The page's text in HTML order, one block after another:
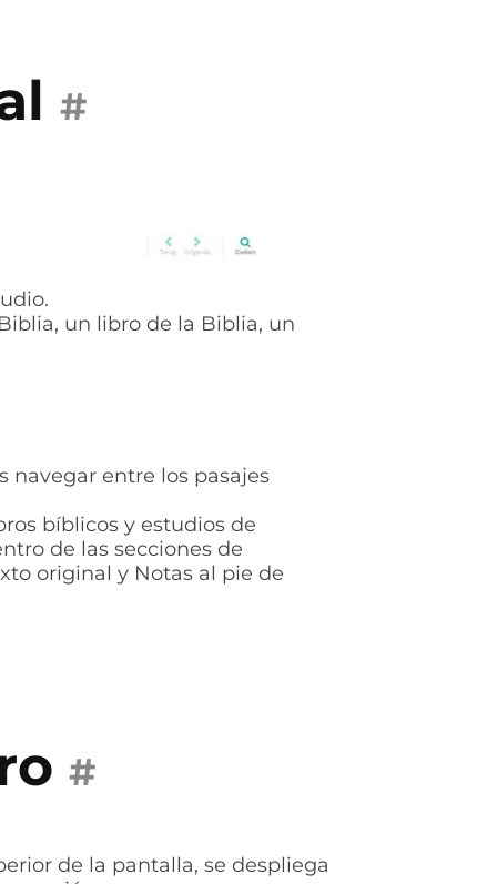
#
un libro de la Biblia, un
navegar entre los pasajes
bíblicos y estudios de
de las secciones de
original y Notas al pie de
#
de la pantalla, se despliega